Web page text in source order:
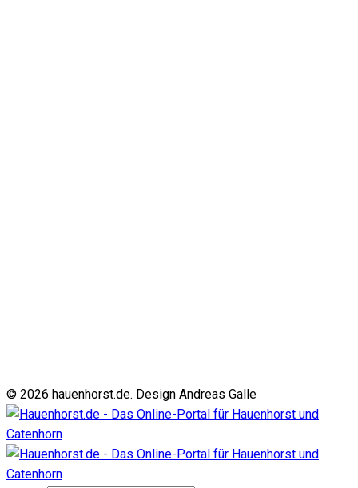
© 2026 hauenhorst.de. Design Andreas Galle